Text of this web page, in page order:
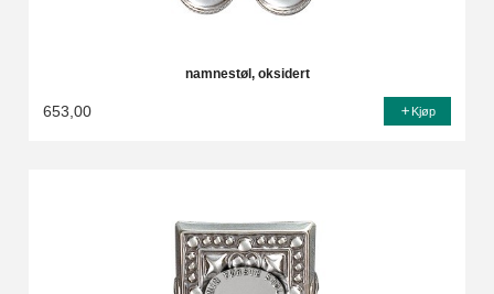
namnestøl, oksidert
653,00 Kjøp